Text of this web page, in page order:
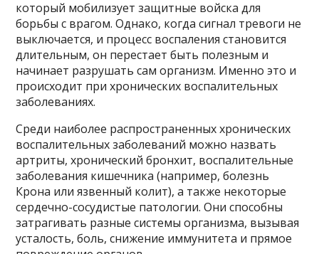
который мобилизует защитные войска для
борьбы с врагом. Однако, когда сигнал тревоги не
выключается, и процесс воспаления становится
длительным, он перестает быть полезным и
начинает разрушать сам организм. Именно это и
происходит при хронических воспалительных
заболеваниях.
Среди наиболее распространенных хронических
воспалительных заболеваний можно назвать
артриты, хронический бронхит, воспалительные
заболевания кишечника (например, болезнь
Крона или язвенный колит), а также некоторые
сердечно-сосудистые патологии. Они способны
затрагивать разные системы организма, вызывая
усталость, боль, снижение иммунитета и прямое